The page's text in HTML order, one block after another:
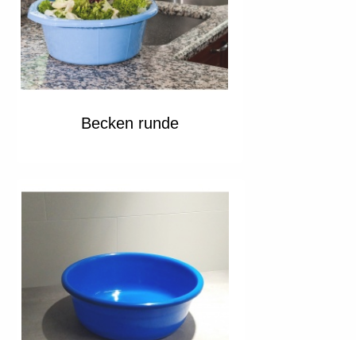
Becken runde